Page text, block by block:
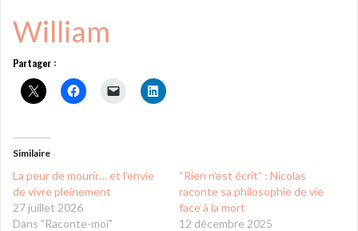
William
Partager :
Similaire
La peur de mourir… et l’envie
de vivre pleinement
27 juillet 2026
Dans "Raconte-moi"
“Rien n’est écrit” : Nicolas
raconte sa philosophie de vie
face à la mort
12 décembre 2025